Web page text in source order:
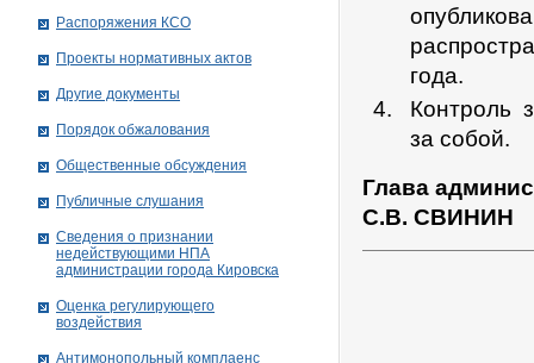
года.
Контроль
за собой.
Глава
С.В. СВИНИН
Распоряжения КСО
Проекты нормативных актов
Другие документы
Порядок обжалования
Общественные обсуждения
Публичные слушания
Сведения о признании
недействующими НПА
администрации города Кировскa
Оценка регулирующего
воздействия
Антимонопольный комплаенс